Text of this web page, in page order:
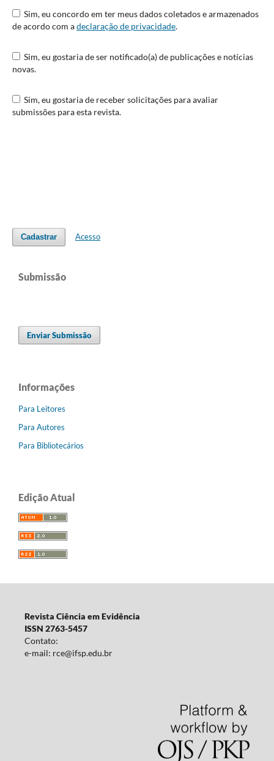
Sim, eu concordo em ter meus dados coletados e armazenados
de acordo com adeclaração de privacidade.
Sim, eu gostaria de ser notificado(a) de publicações e notícias
novas.
Sim, eu gostaria de receber solicitações para avaliar
submissões para esta revista.
Cadastrar Acesso
Submissão
Enviar Submissão
Informações
Para Leitores
Para Autores
Para Bibliotecários
Edição Atual
Revista Ciência em Evidência
ISSN 2763-5457
Contato:
e-mail: rce@ifsp.edu.br